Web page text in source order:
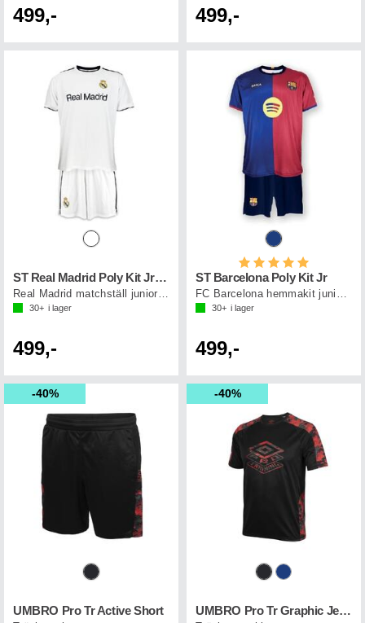
499,- 499,-
ST Real Madrid Poly Kit Jr no.124
30+ i lager
499,-
Betyg:
ST Barcelona Poly Kit Jr
30+ i lager
499,-
40%
UMBRO Pro Tr Active Short
40%
UMBRO Pro Tr Graphic Jersey